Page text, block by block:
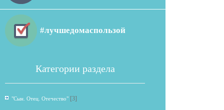
#лучшедомаспользой
Категории раздела
"Сын. Отец. Отечество" [3]